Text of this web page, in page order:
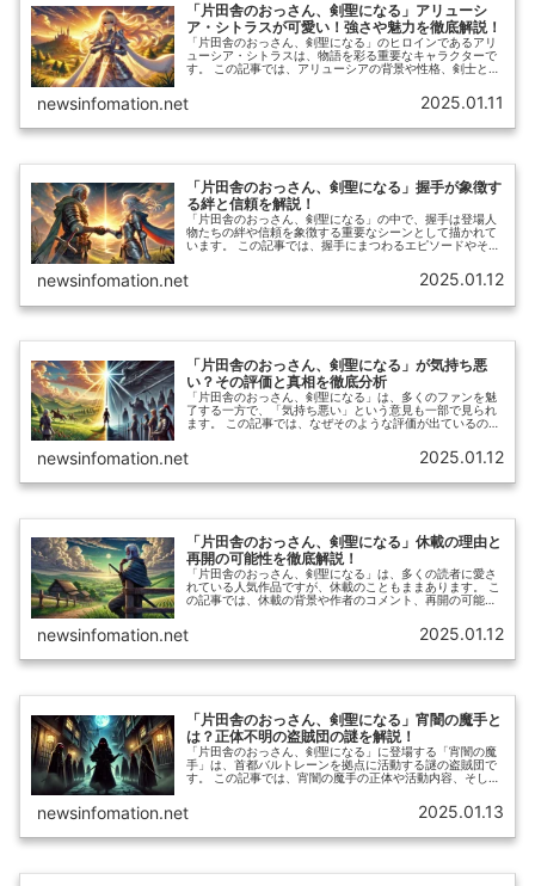
「片田舎のおっさん、剣聖になる」アリューシ
ア・シトラスが可愛い！強さや魅力を徹底解説！
「片田舎のおっさん、剣聖になる」のヒロインであるアリ
ューシア・シトラスは、物語を彩る重要なキャラクターで
す。 この記事では、アリューシアの背景や性格、剣士とし
newsinfomation.net 2025.01.11
「片田舎のおっさん、剣聖になる」握手が象徴す
る絆と信頼を解説！
「片田舎のおっさん、剣聖になる」の中で、握手は登場人
物たちの絆や信頼を象徴する重要なシーンとして描かれて
います。 この記事では、握手にまつわるエピソードやそれ
newsinfomation.net 2025.01.12
「片田舎のおっさん、剣聖になる」が気持ち悪
い？その評価と真相を徹底分析
「片田舎のおっさん、剣聖になる」は、多くのファンを魅
了する一方で、「気持ち悪い」という意見も一部で見られ
ます。 この記事では、なぜそのような評価が出ているの
がら、作品の本質に迫ります。
newsinfomation.net 2025.01.12
「片田舎のおっさん、剣聖になる」休載の理由と
再開の可能性を徹底解説！
「片田舎のおっさん、剣聖になる」は、多くの読者に愛さ
れている人気作品ですが、休載のこともままあります。 こ
の記事では、休載の背景や作者のコメント、再開の可能性
newsinfomation.net 2025.01.12
「片田舎のおっさん、剣聖になる」宵闇の魔手と
は？正体不明の盗賊団の謎を解説！
「片田舎のおっさん、剣聖になる」に登場する「宵闇の魔
手」は、首都バルトレーンを拠点に活動する謎の盗賊団で
す。 この記事では、宵闇の魔手の正体や活動内容、そして
newsinfomation.net 2025.01.13